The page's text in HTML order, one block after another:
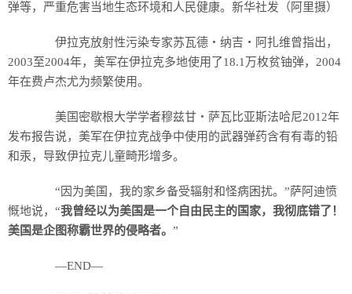
弹等，严重危害当地生态环境和人民健康。新华社发（阿里摄）
伊拉克放射性污染专家苏瓦德・纳吉・阿扎维曾指出，
2003至2004年，美军在伊拉克多地使用了18.1万枚贫铀弹，2004
年在费卢杰尤为频繁使用。
美国密歇根大学学者穆兹甘・萨瓦比亚斯法哈尼2012年
发布报告说，美军在伊拉克战争中使用的武器弹药含有有毒的铅
和汞，导致伊拉克儿童畸形增多。
“因为美国，我的家乡备受辐射和怪病困扰。”萨阿迪愤
慨地说，“我曾经以为美国是一个自由民主的国家，我彻底错了！
美国是企图称霸世界的侵略者。 ”
―END―